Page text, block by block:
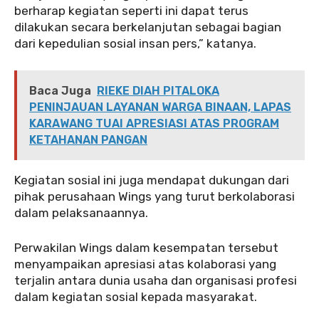
berharap kegiatan seperti ini dapat terus
dilakukan secara berkelanjutan sebagai bagian
dari kepedulian sosial insan pers,” katanya.
Baca Juga RIEKE DIAH PITALOKA
PENINJAUAN LAYANAN WARGA BINAAN, LAPAS
KARAWANG TUAI APRESIASI ATAS PROGRAM
KETAHANAN PANGAN
‎‎Kegiatan sosial ini juga mendapat dukungan dari
pihak perusahaan Wings yang turut berkolaborasi
dalam pelaksanaannya.
‎‎Perwakilan Wings dalam kesempatan tersebut
menyampaikan apresiasi atas kolaborasi yang
terjalin antara dunia usaha dan organisasi profesi
dalam kegiatan sosial kepada masyarakat.